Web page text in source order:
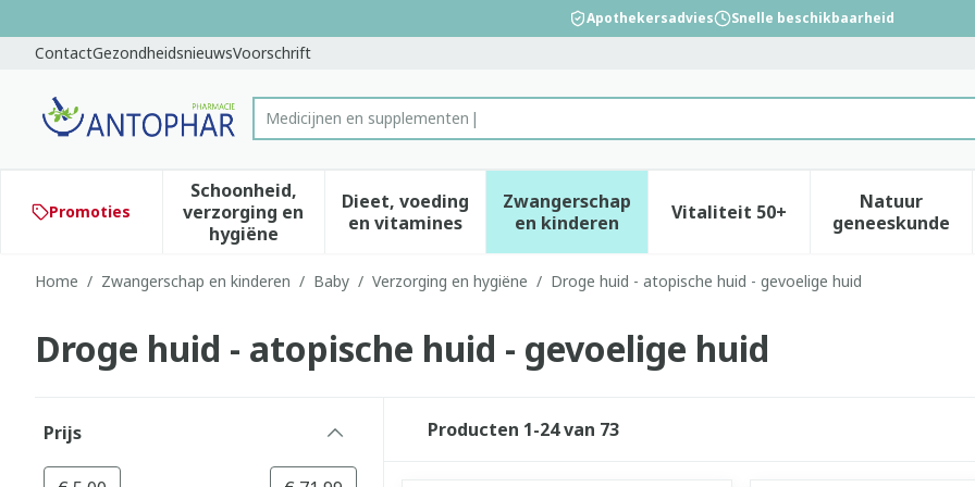
Apothekersadvies Snelle beschikbaarheid
ContactGezondheidsnieuwsVoorschrift
Product, merk, categorie...
Promoties
Schoonheid,
verzorging en
hygiëne
Toon submenu voor Schoonheid, verzorging en hygiëne categorie
Dieet, voeding
en vitamines
Toon submenu voor Dieet, voeding en vitamines categorie
Zwangerschap
en kinderenToon submenu voor Zwangerschap en
Vitaliteit 50+Toon submenu voor
Natuur
geneeskunde
Toon
Home / Zwangerschap en kinderen / Baby / Verzorging en hygiëne / Droge huid - atopische huid - gevoelige huid
Droge huid - atopische huid - gevoelige huid
Prijs
Producten 1-24van 73